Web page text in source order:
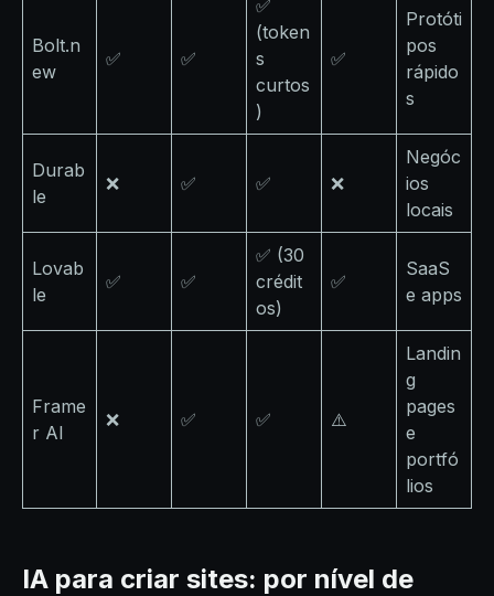
Bolt.n
ew
✅ ✅
✅
(token
s
curtos
)
✅
Protóti
pos
rápido
s
Durab
le
❌ ✅ ✅ ❌
Negóc
ios
locais
Lovab
le
✅ ✅
✅ (30
crédit
os)
✅
SaaS
e apps
Frame
r AI
❌ ✅ ✅ ⚠️
Landin
g
pages
e
portfó
lios
IA para criar sites: por nível de